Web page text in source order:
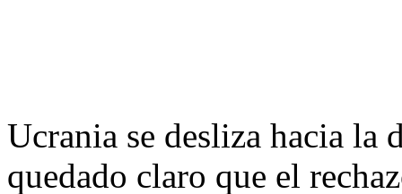
Ucrania se desliza hacia
quedado claro que el